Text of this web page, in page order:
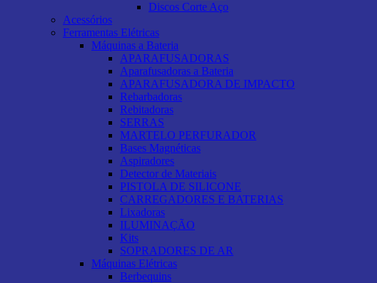
Discos Corte Aço
Acessórios
Ferramentas Elétricas
Máquinas a Bateria
APARAFUSADORAS
Aparafusadoras a Bateria
APARAFUSADORA DE IMPACTO
Rebarbadoras
Rebitadoras
SERRAS
MARTELO PERFURADOR
Bases Magnéticas
Aspiradores
Detector de Materiais
PISTOLA DE SILICONE
CARREGADORES E BATERIAS
Lixadoras
ILUMINAÇÃO
Kits
SOPRADORES DE AR
Máquinas Elétricas
Berbequins